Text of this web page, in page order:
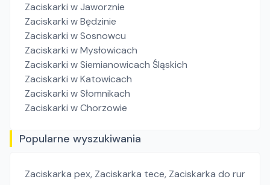
Zaciskarki w Jaworznie
Zaciskarki w Będzinie
Zaciskarki w Sosnowcu
Zaciskarki w Mysłowicach
Zaciskarki w Siemianowicach Śląskich
Zaciskarki w Katowicach
Zaciskarki w Słomnikach
Zaciskarki w Chorzowie
Popularne wyszukiwania
Zaciskarka pex, Zaciskarka tece, Zaciskarka do rur